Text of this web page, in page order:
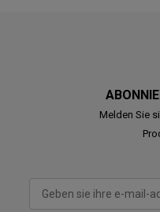
Melden Sie